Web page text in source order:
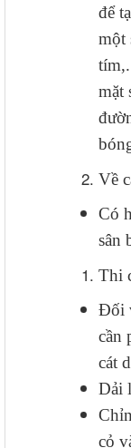
để
một
mặt
Về
Có
sân
Thi
Đối
cần
cát
Dải
cỏ